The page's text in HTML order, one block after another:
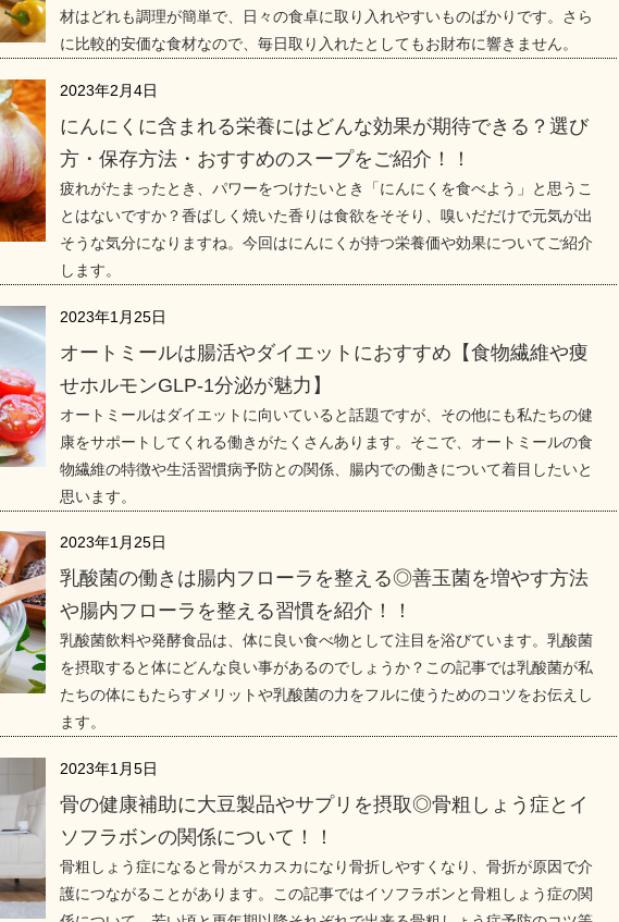
材はどれも調理が簡単で、日々の食卓に取り入れやすいものばかりです。さら
に比較的安価な食材なので、毎日取り入れたとしてもお財布に響きません。
2023年2月4日
にんにくに含まれる栄養にはどんな効果が期待できる？選び
方・保存方法・おすすめのスープをご紹介！！
疲れがたまったとき、パワーをつけたいとき「にんにくを食べよう」と思うこ
とはないですか？香ばしく焼いた香りは食欲をそそり、嗅いだだけで元気が出
そうな気分になりますね。今回はにんにくが持つ栄養価や効果についてご紹介
します。
2023年1月25日
オートミールは腸活やダイエットにおすすめ【食物繊維や痩
せホルモンGLP-1分泌が魅力】
オートミールはダイエットに向いていると話題ですが、その他にも私たちの健
康をサポートしてくれる働きがたくさんあります。そこで、オートミールの食
物繊維の特徴や生活習慣病予防との関係、腸内での働きについて着目したいと
思います。
2023年1月25日
乳酸菌の働きは腸内フローラを整える◎善玉菌を増やす方法
や腸内フローラを整える習慣を紹介！！
乳酸菌飲料や発酵食品は、体に良い食べ物として注目を浴びています。乳酸菌
を摂取すると体にどんな良い事があるのでしょうか？この記事では乳酸菌が私
たちの体にもたらすメリットや乳酸菌の力をフルに使うためのコツをお伝えし
ます。
2023年1月5日
骨の健康補助に大豆製品やサプリを摂取◎骨粗しょう症とイ
ソフラボンの関係について！！
骨粗しょう症になると骨がスカスカになり骨折しやすくなり、骨折が原因で介
護につながることがあります。この記事ではイソフラボンと骨粗しょう症の関